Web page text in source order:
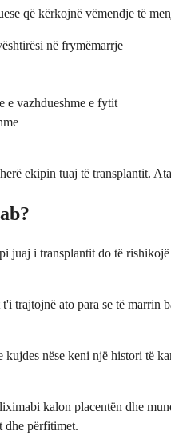
që kërkojnë vëmendje të
në frymëmarrje
e vazhdueshme e fytit
ekipin tuaj të transplantit.
juaj i transplantit do të
trajtojnë ato para se të
nëse keni një histori të
kalon placentën dhe
dhe përfitimet.